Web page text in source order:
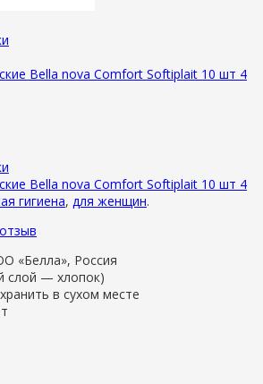
Bella nova Comfort Softiplait 10 шт 4
Bella nova Comfort Softiplait 10 шт 4
гигиена, для женщин.
«Белла», Россия
слой — хлопок)
в сухом месте